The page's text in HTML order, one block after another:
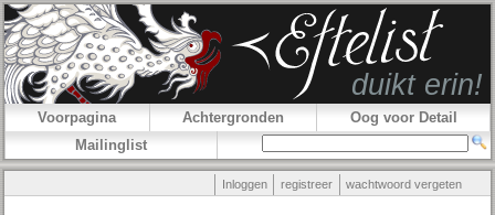
Voorpagina Achtergronden
Oog voor Detail
Mailinglist
Inloggen registreer wachtwoord vergeten